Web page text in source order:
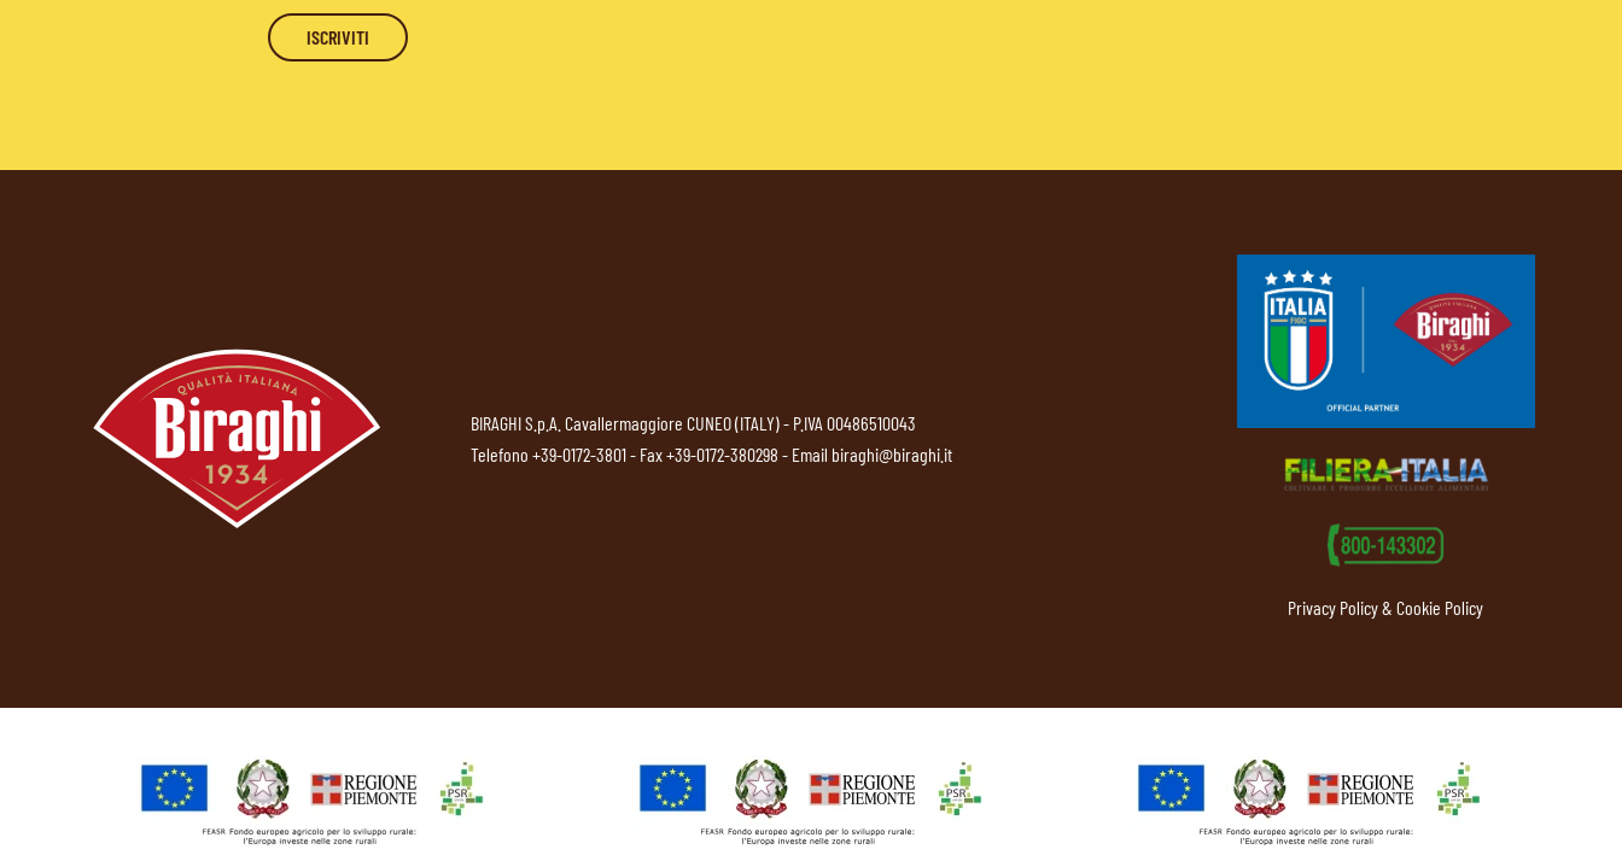
BIRAGHI S.p.A. Cavallermaggiore CUNEO (ITALY) - P.IVA 00486510043
Telefono +39-0172-3801- Fax +39-0172-380298 - Email biraghi@biraghi.it
Privacy Policy & Cookie Policy